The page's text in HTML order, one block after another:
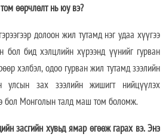
өөрчлөлт нь юу вэ?
долоон жил тутамд нэг удаа хүүгээ
бол бид хэлцлийн хүрээнд үүнийг гурван
хэлбэл, одоо гурван жил тутамд зээлийн
улсын зах зээлийн жишигт нийцүүлэх
бол Монголын талд маш том боломж.
засгийн хувьд ямар өгөөж гарах вэ. Энэ